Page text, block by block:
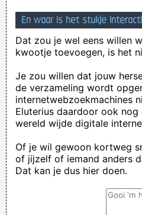
En waar is het stukje
Dat zou je wel eens willen
kwootje toevoegen, is het
Je zou willen dat jouw
de verzameling wordt
internetwebzoekmachines
Eluterius daardoor ook
wereld wijde digitale
Of je wil gewoon kortweg
of jijzelf of iemand anders
Dat kan je dus hier doen.